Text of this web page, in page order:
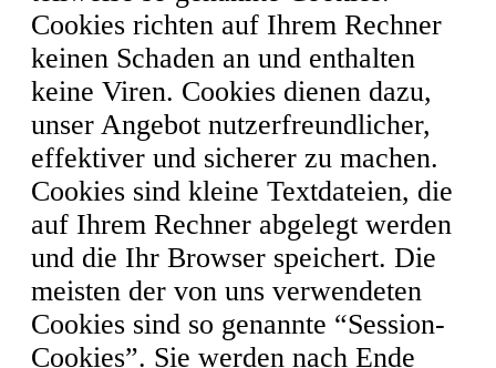
Cookies richten auf Ihrem Rechner
keinen Schaden an und enthalten
keine Viren. Cookies dienen dazu,
unser Angebot nutzerfreundlicher,
effektiver und sicherer zu machen.
Cookies sind kleine Textdateien, die
auf Ihrem Rechner abgelegt werden
und die Ihr Browser speichert. Die
meisten der von uns verwendeten
Cookies sind so genannte “Session-
Cookies”. Sie werden nach Ende